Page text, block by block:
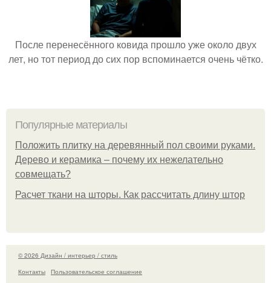
После перенесённого ковида прошло уже около двух
лет, но тот период до сих пор вспоминается очень чётко.
Популярные материалы
Положить плитку на деревянный пол своими руками.
Дерево и керамика – почему их нежелательно
совмещать?
Расчет ткани на шторы. Как рассчитать длину штор
© 2026 Дизайн / интерьер / стиль
Контакты
Пользовательское соглашение